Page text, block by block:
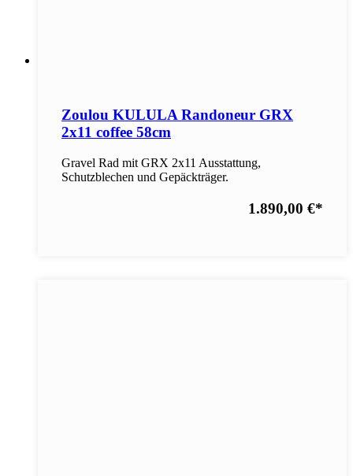
Zoulou KULULA Randoneur GRX
2x11 coffee 58cm
Gravel Rad mit GRX 2x11 Ausstattung,
Schutzblechen und Gepäckträger.
1.890,00 €*